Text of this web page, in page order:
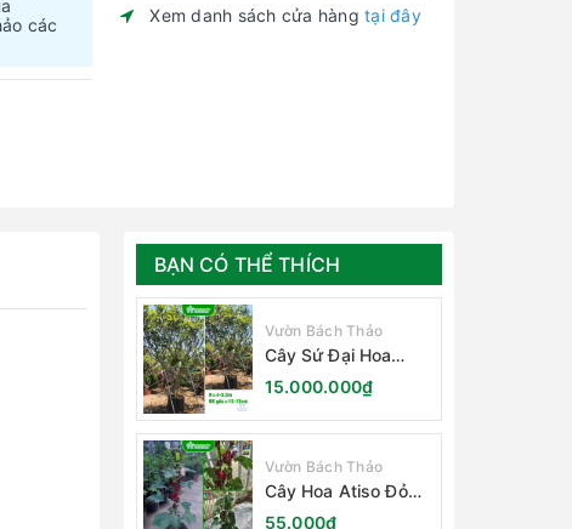
các
Xem danh sách cửa hàngtại đây
BẠN CÓ THỂ THÍCH
Vườn Bách Thảo
Cây Sứ Đại Hoa
Trắng
15.000.000₫
Vườn Bách Thảo
Cây Hoa Atiso Đỏ
(Bụt Gấm Hibiscus)
55.000₫